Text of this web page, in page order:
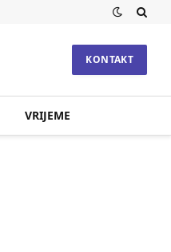
KONTAKT
VRIJEME